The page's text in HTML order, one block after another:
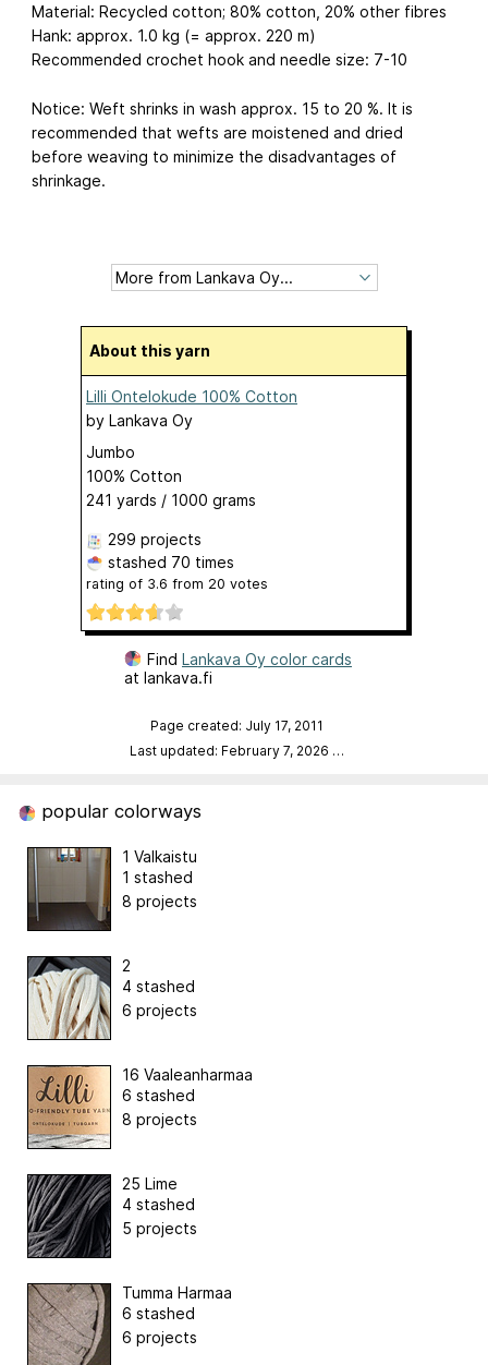
Material: Recycled cotton; 80% cotton, 20% other fibres
Hank: approx. 1.0 kg (= approx. 220 m)
Recommended crochet hook and needle size: 7-10
Notice: Weft shrinks in wash approx. 15 to 20 %. It is
recommended that wefts are moistened and dried
before weaving to minimize the disadvantages of
shrinkage.
About this yarn
Lilli Ontelokude 100% Cotton
by Lankava Oy
Jumbo
100% Cotton
241 yards / 1000 grams
299 projects
stashed 70 times
rating of 3.6 from 20 votes
Find Lankava Oy color cards
at lankava.fi
Page created: July 17, 2011
Last updated: February 7, 2026 …
popular colorways
1 Valkaistu
1 stashed
8 projects
2
4 stashed
6 projects
16 Vaaleanharmaa
6 stashed
8 projects
25 Lime
4 stashed
5 projects
Tumma Harmaa
6 stashed
6 projects